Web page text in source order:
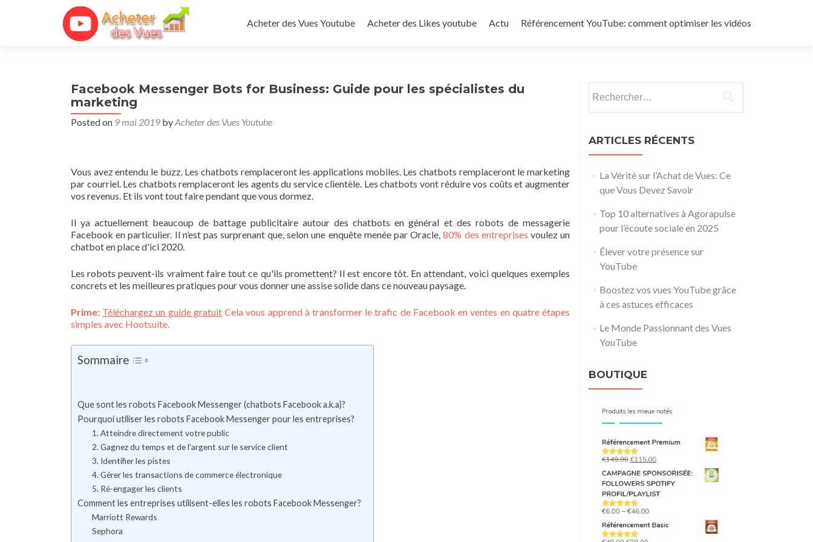
Acheter des Vues Youtube
Acheter des Likes youtube Actu Référencement YouTube: comment optimiser les vidéos
Facebook Messenger Bots for Business: Guide pour les spécialistes du
marketing
Posted on 9 mai 2019 byAcheter des Vues Youtube
Vous avez entendu le buzz. Les chatbots remplaceront les applications mobiles. Les chatbots remplaceront le marketing
par courriel. Les chatbots remplaceront les agents du service clientèle. Les chatbots vont réduire vos coûts et augmenter
vos revenus. Et ils vont tout faire pendant que vous dormez.
Il ya actuellement beaucoup de battage publicitaire autour des chatbots en général et des robots de messagerie
Facebook en particulier. Il n’est pas surprenant que, selon une enquête menée par Oracle,80% des entreprises voulez un
chatbot en place d'ici 2020.
Les robots peuvent-ils vraiment faire tout ce qu'ils promettent? Il est encore tôt. En attendant, voici quelques exemples
concrets et les meilleures pratiques pour vous donner une assise solide dans ce nouveau paysage.
Prime: Téléchargez un guide gratuitCela vous apprend à transformer le trafic de Facebook en ventes en quatre étapes
simples avec Hootsuite.
Sommaire
Que sont les robots Facebook Messenger (chatbots Facebook a.k.a)?
Pourquoi utiliser les robots Facebook Messenger pour les entreprises?
1. Atteindre directement votre public
2. Gagnez du temps et de l'argent sur le service client
3. Identifier les pistes
4. Gérer les transactions de commerce électronique
5. Ré-engager les clients
Comment les entreprises utilisent-elles les robots Facebook Messenger?
Marriott Rewards
Sephora
ARTICLES RÉCENTS
La Vérité sur l’Achat de Vues: Ce
que Vous Devez Savoir
Top 10 alternatives à Agorapulse
pour l’écoute sociale en 2025
Élever votre présence sur
YouTube
Boostez vos vues YouTube grâce
à ces astuces efficaces
Le Monde Passionnant des Vues
YouTube
BOUTIQUE